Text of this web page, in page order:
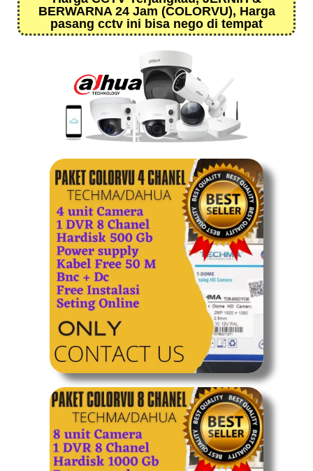
BERWARNA 24 Jam (COLORVU), Harga
pasang cctv ini bisa nego di tempat